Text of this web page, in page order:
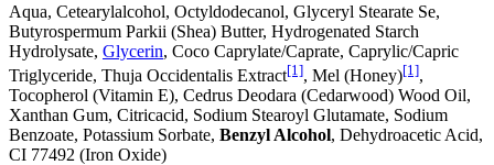
Aqua, Cetearylalcohol, Octyldodecanol, Glyceryl Stearate Se,
Butyrospermum Parkii (Shea) Butter, Hydrogenated Starch
Hydrolysate, Glycerin, Coco Caprylate/Caprate, Caprylic/Capric
Triglyceride, Thuja Occidentalis Extract[1], Mel (Honey)[1],
Tocopherol (Vitamin E), Cedrus Deodara (Cedarwood) Wood Oil,
Xanthan Gum, Citricacid, Sodium Stearoyl Glutamate, Sodium
Benzoate, Potassium Sorbate, Benzyl Alcohol, Dehydroacetic Acid,
CI 77492 (Iron Oxide)